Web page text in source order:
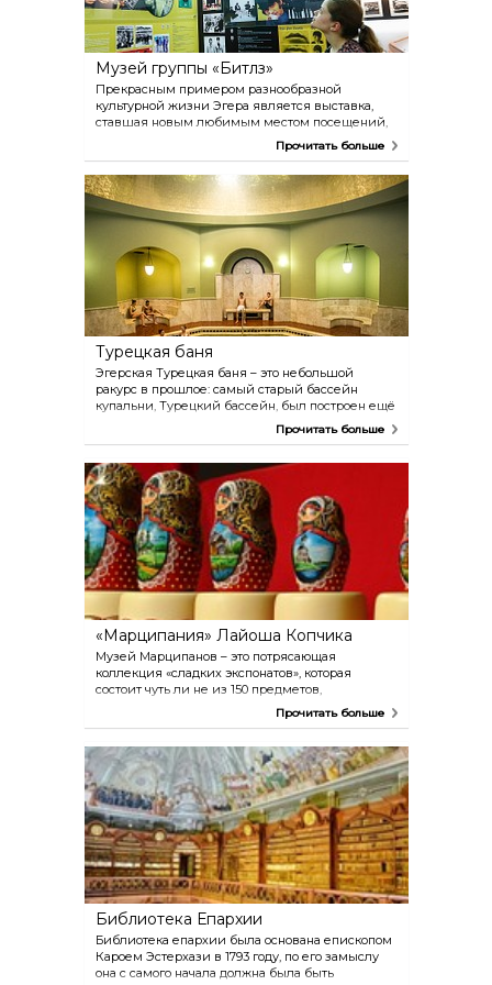
будет полюбоваться минаретом снизу, но тем,
кто любит вызовы, обязательно стоит подняться
и на террасу!
Музей группы «Битлз»
Прекрасным примером разнообразной
культурной жизни Эгера является выставка,
ставшая новым любимым местом посещений,
которая получила название Эгерский Музей
Road Beatles. Это единственная коллекция,
связанная с ансамблем «Битлз», в Центральной
и Восточной Европе, но и в других странах мира
мы найдём не так уж и много подобных
выставок, поскольку их в мире всего пять! И
одна из них – эгерская!
Прочитать больше
Турецкая баня
Эгерская Турецкая баня – это небольшой
ракурс в прошлое: самый старый бассейн
купальни, Турецкий бассейн, был построен ещё
в 1610 году! Самый необычный бассейн
сооружения – Большой зеркальный бассейн,
возвышающийся над бассейном импозантный
позолоченный купол. Когда вы им вдоволь
налюбуетесь, посмотрите немного вниз: там вас
ждёт другой сюрприз! Бассейн питается своим
собственным источником, таким образом
термальная вода с пузырьками газа радона
через щели между каменными плитами
непосредственно поднимается наверх, тем
самым перед принимающими ванны
посетителями открывается необычное
зрелище.
Прочитать больше
«Марципания» Лайоша Копчика
Музей Марципанов – это потрясающая
коллекция «сладких экспонатов», которая
состоит чуть ли не из 150 предметов,
изготовленных из сахарной массы. Самая
необычная экспозиция – комната стиля барокко,
буквально всё – от паркета и штор до
изразцовой печки – сделано из марципана.
Мастер работал над созданием этой комнаты 3
года!
Прочитать больше
Библиотека Епархии
Библиотека епархии была основана епископом
Кароем Эстерхази в 1793 году, по его замыслу
она с самого начала должна была быть